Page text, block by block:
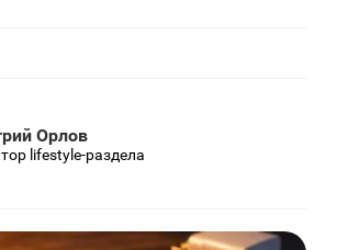
Орлов
lifestyle-раздела